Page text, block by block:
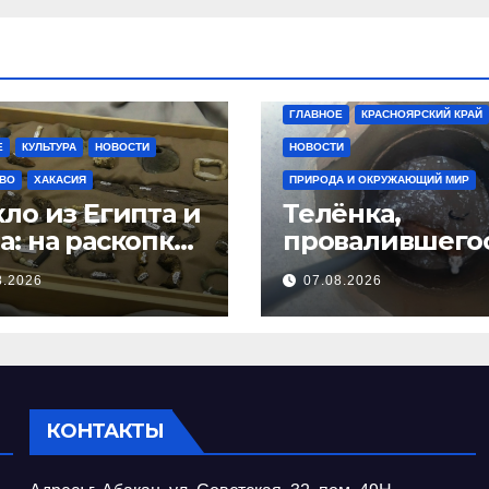
КУЛЬТУРА НОВОСТИ
ХАКАСИЯ
из Египта и
на раскопках
нашли
бусин
ГЛАВНОЕ КРАСНОЯРСКИЙ КРАЙ
НОВОСТИ
ПРИРОДА И ОКРУЖАЮЩИЙ МИР
Телёнка,
глубокий
спасли в
Красноярском
07.08.2026
КОНТАКТЫ